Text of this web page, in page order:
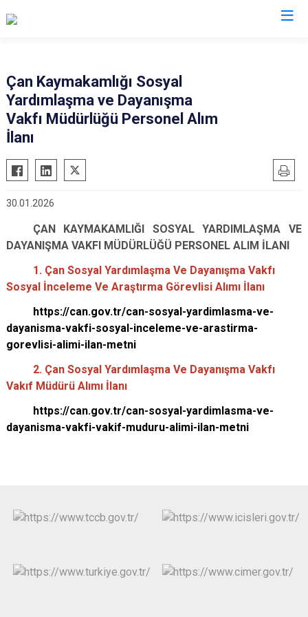
Ayvacık
Bayramiç
Bozcaada
Ezine
Çan Kaymakamlığı Sosyal
Yardımlaşma ve Dayanışma
Vakfı Müdürlüğü Personel Alım
İlanı
30.01.2026
ÇAN KAYMAKAMLIĞI SOSYAL YARDIMLAŞMA VE
DAYANIŞMA VAKFI MÜDÜRLÜĞÜ PERSONEL ALIM İLANI
1. Çan Sosyal Yardımlaşma Ve Dayanışma Vakfı
Sosyal İnceleme Ve Araştırma Görevlisi Alımı İlanı
https://can.gov.tr/can-sosyal-yardimlasma-ve-
dayanisma-vakfi-sosyal-inceleme-ve-arastirma-
gorevlisi-alimi-ilan-metni
2. Çan Sosyal Yardımlaşma Ve Dayanışma Vakfı
Vakıf Müdürü Alımı İlanı
https://can.gov.tr/can-sosyal-yardimlasma-ve-
dayanisma-vakfi-vakif-muduru-alimi-ilan-metni